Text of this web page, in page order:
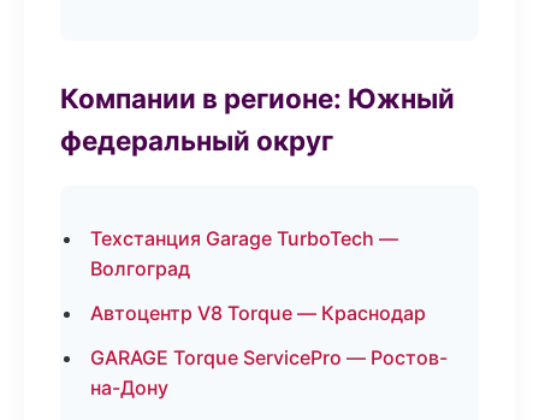
Компании в регионе: Южный
федеральный округ
Техстанция Garage TurboTech —
Волгоград
Автоцентр V8 Torque — Краснодар
GARAGE Torque ServicePro — Ростов-
на-Дону